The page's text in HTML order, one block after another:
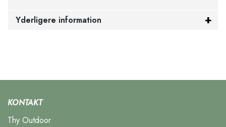
Yderligere information
KONTAKT
Thy Outdoor